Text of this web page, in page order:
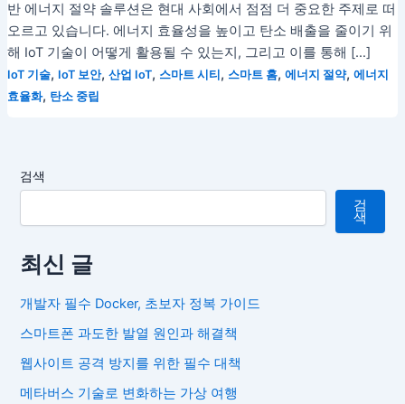
반 에너지 절약 솔루션은 현대 사회에서 점점 더 중요한 주제로 떠
오르고 있습니다. 에너지 효율성을 높이고 탄소 배출을 줄이기 위
해 IoT 기술이 어떻게 활용될 수 있는지, 그리고 이를 통해 […]
IoT 기술, IoT 보안, 산업 IoT, 스마트 시티 , 스마트 홈, 에너지 절약, 에너지
효율화, 탄소 중립
검색
검
색
최신 글
개발자 필수 Docker, 초보자 정복 가이드
스마트폰 과도한 발열 원인과 해결책
웹사이트 공격 방지를 위한 필수 대책
메타버스 기술로 변화하는 가상 여행